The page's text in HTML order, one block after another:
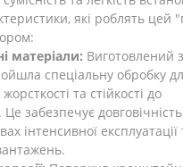
які роблять цей
матеріали: Виготовлений
спеціальну обробку
та стійкості до
забезпечує довговічність
інтенсивної експлуатації